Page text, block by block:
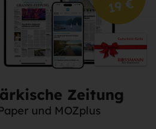
Zeitung
und MOZplus